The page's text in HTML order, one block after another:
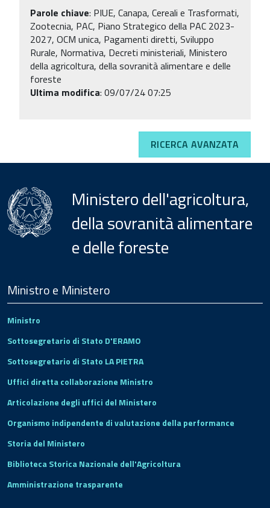
Parole chiave: PIUE, Canapa, Cereali e Trasformati,
Zootecnia, PAC, Piano Strategico della PAC 2023-
2027, OCM unica, Pagamenti diretti, Sviluppo
Rurale, Normativa, Decreti ministeriali, Ministero
della agricoltura, della sovranità alimentare e delle
foreste
Ultima modifica: 09/07/24 07:25
RICERCA AVANZATA
Ministero dell'agricoltura,
della sovranità alimentare
e delle foreste
Footer
Ministro e Ministero
Ministro
Sottosegretario di Stato D'ERAMO
Sottosegretario di Stato LA PIETRA
Uffici diretta collaborazione Ministro
Articolazione degli uffici del Ministero
Organismo indipendente di valutazione della performance
Storia del Ministero
Biblioteca Storica Nazionale dell'Agricoltura
Amministrazione trasparente